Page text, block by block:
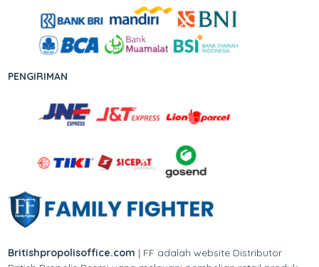
PENGIRIMAN
Britishpropolisoffice.com | FF adalah website Distributor